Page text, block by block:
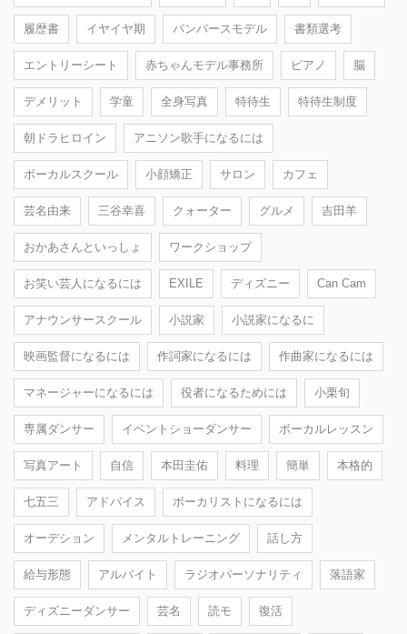
履歴書 イヤイヤ期 パンパースモデル 書類選考
エントリーシート 赤ちゃんモデル事務所 ピアノ 脳
デメリット 学童 全身写真 特待生 特待生制度
朝ドラヒロイン アニソン歌手になるには
ボーカルスクール 小顔矯正 サロン カフェ
芸名由来 三谷幸喜 クォーター グルメ 吉田羊
おかあさんといっしょ ワークショップ
お笑い芸人になるには EXILE ディズニー Can Cam
アナウンサースクール 小説家 小説家になるに
映画監督になるには 作詞家になるには 作曲家になるには
マネージャーになるには 役者になるためには 小栗旬
専属ダンサー イベントショーダンサー ボーカルレッスン
写真アート 自信 本田圭佑 料理 簡単 本格的
七五三 アドバイス ボーカリストになるには
オーデション メンタルトレーニング 話し方
給与形態 アルバイト ラジオパーソナリティ 落語家
ディズニーダンサー 芸名 読モ 復活